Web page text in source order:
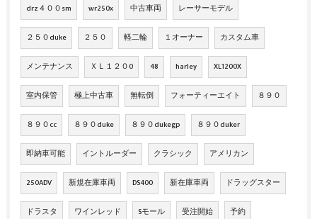
drz４００sm wr250x 中古車両 レーサーモデル
２５０duke ２５０ 軽二輪 １オーナー カスタム車
メンテナンス ＸＬ１２０0 48 harley XL1200X
室内保管 極上中古車 無転倒 フォーティーエイト ８９０
８９０cc ８９０duke ８９０dukegp ８９０duker
即納車可能 イントルーダー クラシック アメリカン
250ADV 新規在庫車両 DS400 新在庫車両 ドラッグスター
ドラスタ ワインレッド Sモール 受注開始 予約